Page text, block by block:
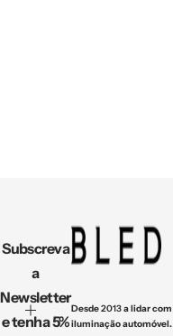
Subscreva
a
Newsletter
e tenha 5%
Desde2013a lidar com
iluminação automóvel.